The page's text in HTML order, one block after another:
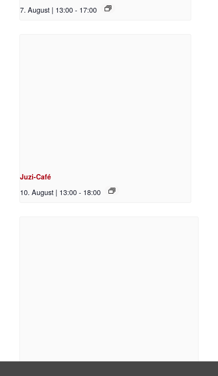
7. August | 13:00- 17:00
Juzi-Café
10. August | 13:00- 18:00
Feministisches Antifa-Treffen